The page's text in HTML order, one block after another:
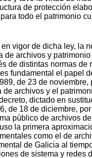
de protección
todo el patrimonio
vigor de dicha ley, la
de archivos y patrimonio
de distintas normas de
fundamental el papel
de 23 de noviembre,
de archivos y el
dictado en
de 18 de diciembre,
público de archivos
la primera
como el de
de Galicia al
de sistema y redes